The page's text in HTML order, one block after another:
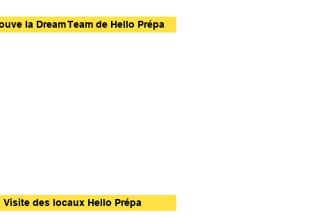
la Dream Team de Hello Prépa
Visite des locaux Hello Prépa